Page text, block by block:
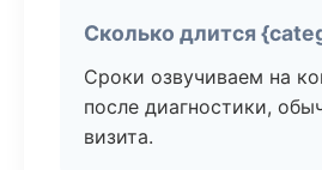
Сколько длится
Сроки озвучиваем на
после диагностики,
визита.